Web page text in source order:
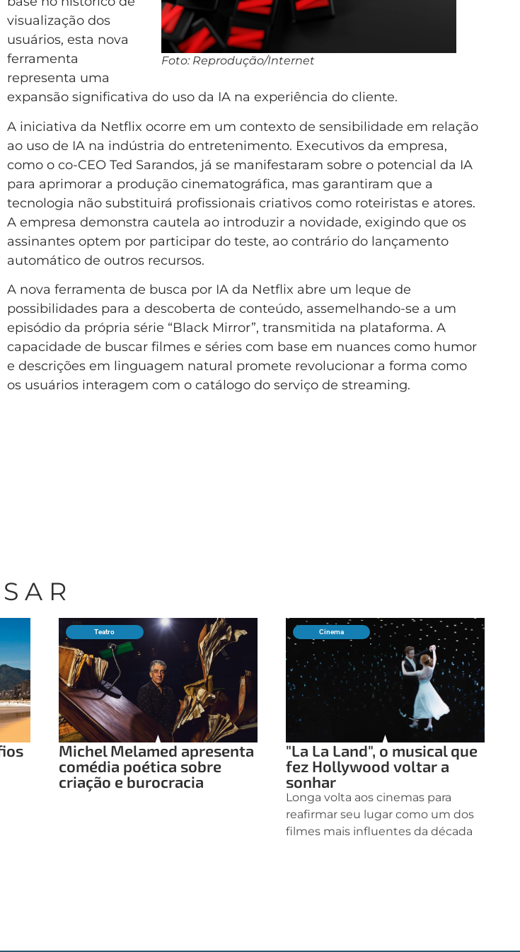
Foto: Reprodução/Internet
visualização dos
usuários, esta nova
ferramenta
representa uma
expansão significativa do uso da IA na experiência do cliente.
A iniciativa da Netflix ocorre em um contexto de sensibilidade em relação
ao uso de IA na indústria do entretenimento. Executivos da empresa,
como o co-CEO Ted Sarandos, já se manifestaram sobre o potencial da IA
para aprimorar a produção cinematográfica, mas garantiram que a
tecnologia não substituirá profissionais criativos como roteiristas e atores.
A empresa demonstra cautela ao introduzir a novidade, exigindo que os
assinantes optem por participar do teste, ao contrário do lançamento
automático de outros recursos.
A nova ferramenta de busca por IA da Netflix abre um leque de
possibilidades para a descoberta de conteúdo, assemelhando-se a um
episódio da própria série “Black Mirror”, transmitida na plataforma. A
capacidade de buscar filmes e séries com base em nuances como humor
e descrições em linguagem natural promete revolucionar a forma como
os usuários interagem com o catálogo do serviço de streaming.
Teatro
Michel Melamed apresenta
comédia poética sobre
criação e burocracia
Cinema
"La La Land", o musical que
fez Hollywood voltar a
sonhar
Longa volta aos cinemas para
reafirmar seu lugar como um dos
filmes mais influentes da década